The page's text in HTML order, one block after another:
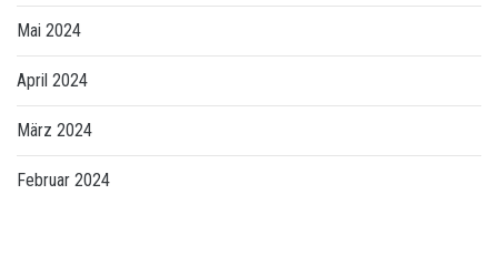
Mai 2024
April 2024
März 2024
Februar 2024